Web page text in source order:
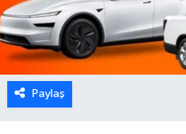
Paylaş